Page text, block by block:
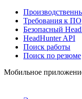
Требования к ПО
Безопасный
HeadHunter API
Поиск работы
Поиск по резюме
Мобильное